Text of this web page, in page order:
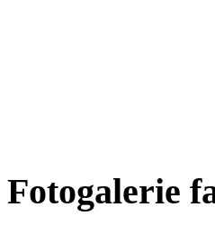
Fotogalerie